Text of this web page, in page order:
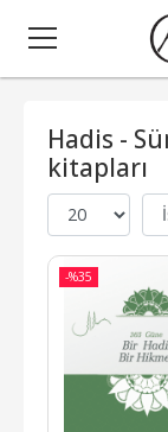
Hadis -
kitapları
-%35